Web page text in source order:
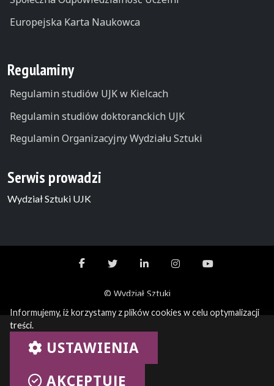
Europejska Karta Naukowca
Regulaminy
Regulamin studiów UJK w Kielcach
Regulamin studiów doktoranckich UJK
Regulamin Organizacyjny Wydziału Sztuki
Serwis prowadzi
Wydział Sztuki UJK
© Wydział Sztuki
Informujemy, iż korzystamy z plików cookies w celu optymalizacji
treści.
USTAWIENIA
AKCEPTUJĘ